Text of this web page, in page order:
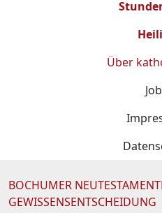
Über
BOCHUMER
GEWISSENSENTSCHEIDUNG